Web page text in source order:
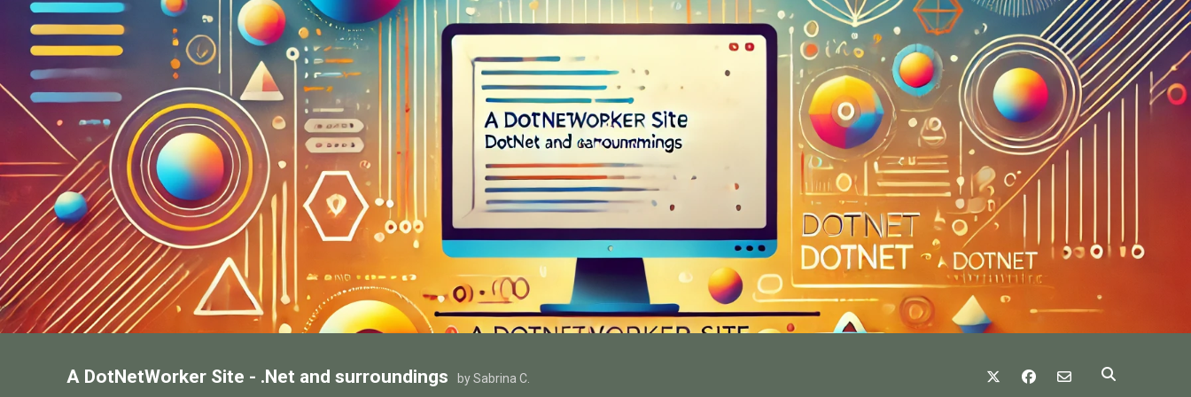
A DotNetWorker Site - .Net and surroundings by Sabrina C.
twitter facebook
email-form